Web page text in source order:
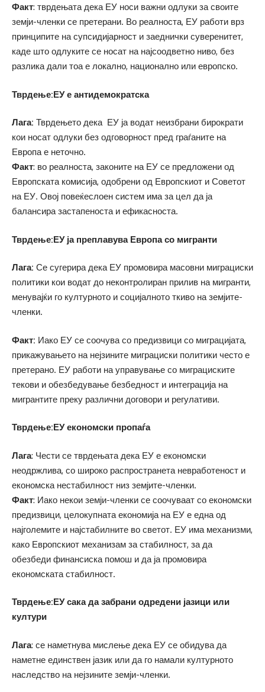
Факт: тврдењата дека ЕУ носи важни одлуки за своите
земји-членки се претерани. Во реалноста, ЕУ работи врз
принципите на супсидијарност и заеднички суверенитет,
каде што одлуките се носат на најсоодветно ниво, без
разлика дали тоа е локално, национално или европско.
Тврдење:ЕУ е антидемократска
Лага: Тврдењето дека ЕУ ја водат неизбрани бирократи
кои носат одлуки без одговорност пред граѓаните на
Европа е неточно.
Факт: во реалноста, законите на ЕУ се предложени од
Европската комисија, одобрени од Европскиот и Советот
на ЕУ. Овој повеќеслоен систем има за цел да ја
балансира застапеноста и ефикасноста.
Тврдење:ЕУ ја преплавува Европа со мигранти
Лага: Се сугерира дека ЕУ промовира масовни миграциски
политики кои водат до неконтролиран прилив на мигранти,
менувајќи го културното и социјалното ткиво на земјите-
членки.
Факт: Иако ЕУ се соочува со предизвици со миграцијата,
прикажувањето на нејзините миграциски политики често е
претерано. ЕУ работи на управување со миграциските
текови и обезбедување безбедност и интеграција на
мигрантите преку различни договори и регулативи.
Тврдење:ЕУ економски пропаѓа
Лага: Чести се тврдењата дека ЕУ е економски
неодржлива, со широко распространета невработеност и
економска нестабилност низ земјите-членки.
Факт: Иако некои земји-членки се соочуваат со економски
предизвици, целокупната економија на ЕУ е една од
најголемите и најстабилните во светот. ЕУ има механизми,
како Европскиот механизам за стабилност, за да
обезбеди финансиска помош и да ја промовира
економската стабилност.
Тврдење:ЕУ сака да забрани одредени јазици или
култури
Лага: се наметнува мислење дека ЕУ се обидува да
наметне единствен јазик или да го намали културното
наследство на нејзините земји-членки.